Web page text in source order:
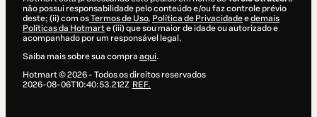
não possui responsabilidade pelo conteúdo e/ou faz controle prévio
deste; (ii) com osTermos de Uso, Política de Privacidadeedemais
Políticas da Hotmarte (iii) que sou maior de idade ou autorizado e
acompanhado por um responsável legal.
Saiba mais sobre sua compra aqui.
Hotmart ©2026- Todos os direitos reservados
2026-08-06T10:40:53.212Z REF.